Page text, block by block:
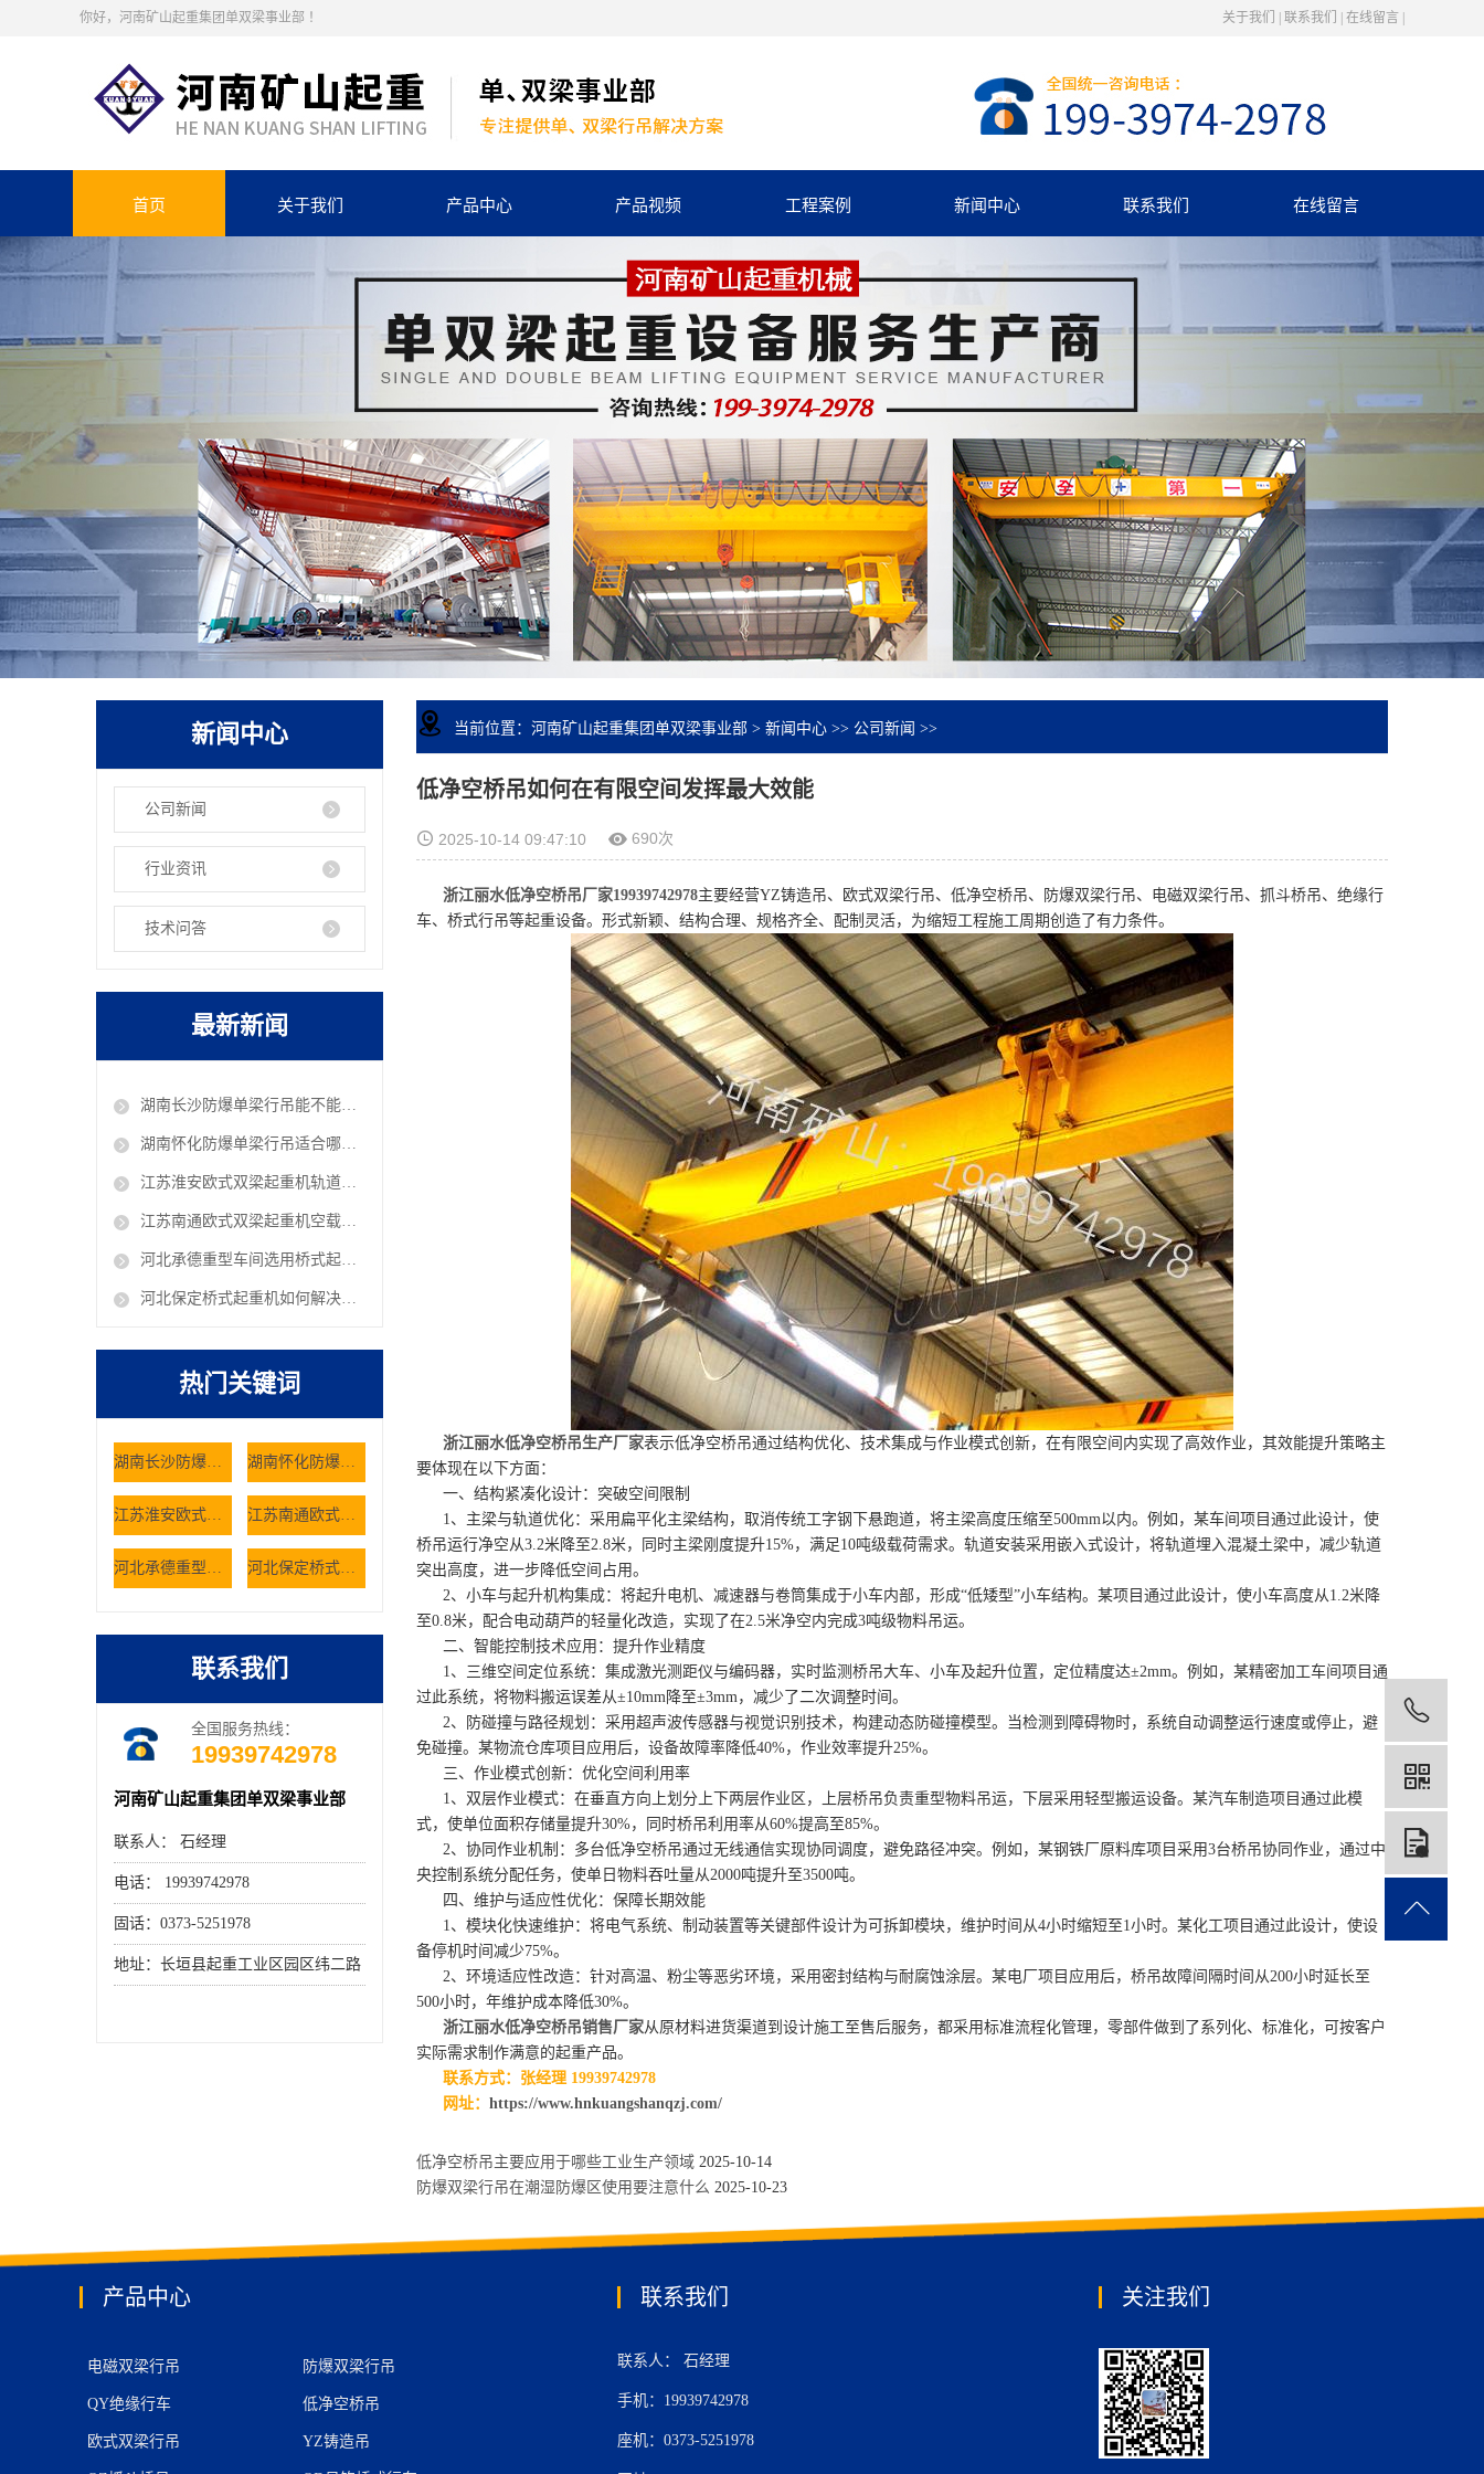
你好，河南矿山起重集团单双梁事业部 ！ 关于我们 联系我们 在线留言
首页 关于我们 产品中心 产品视频 工程案例 新闻中心 联系我们 在线留言
新闻中心
公司新闻
行业资讯
技术问答
最新新闻
湖南长沙防爆单梁行吊能不能在油库车间作业
湖南怀化防爆单梁行吊适合哪些危险工况使用
江苏淮安欧式双梁起重机轨道铺设有哪些规范 欧式行吊厂家
江苏南通欧式双梁起重机空载抖动是什么原因 欧式行吊厂家
河北承德重型车间选用桥式起重机有哪些核心考量因素
河北保定桥式起重机如何解决仓储大件货物的搬运难题
热门关键词
湖南长沙防爆单梁行吊能不能在油库车间作业 湖南怀化防爆单梁行吊适合哪些危险工况使用
江苏淮安欧式双梁起重机轨道铺设有哪些规范 欧式行吊厂家 江苏南通欧式双梁起重机空载抖动是什么原因 欧式行吊厂家
河北承德重型车间选用桥式起重机有哪些核心考量因素 河北保定桥式起重机如何解决仓储大件货物的搬运难题
联系我们
全国服务热线：
19939742978
河南矿山起重集团单双梁事业部
联系人： 石经理
电话： 19939742978
固话：0373-5251978
地址：长垣县起重工业区园区纬二路
当前位置： 河南矿山起重集团单双梁事业部 > 新闻中心 >> 公司新闻 >>
低净空桥吊如何在有限空间发挥最大效能
2025-10-14 09:47:10 690次
浙江丽水低净空桥吊厂家19939742978主要经营YZ铸造吊、欧式双梁行吊、低净空桥吊、防爆双梁行吊、电磁双梁行吊、抓斗桥吊、绝缘行
车、桥式行吊等起重设备。形式新颖、结构合理、规格齐全、配制灵活，为缩短工程施工周期创造了有力条件。
浙江丽水低净空桥吊生产厂家表示低净空桥吊通过结构优化、技术集成与作业模式创新，在有限空间内实现了高效作业，其效能提升策略主
要体现在以下方面：
一、结构紧凑化设计：突破空间限制
1、主梁与轨道优化：采用扁平化主梁结构，取消传统工字钢下悬跑道，将主梁高度压缩至500mm以内。例如，某车间项目通过此设计，使
桥吊运行净空从3.2米降至2.8米，同时主梁刚度提升15%，满足10吨级载荷需求。轨道安装采用嵌入式设计，将轨道埋入混凝土梁中，减少轨道
突出高度，进一步降低空间占用。
2、小车与起升机构集成：将起升电机、减速器与卷筒集成于小车内部，形成“低矮型”小车结构。某项目通过此设计，使小车高度从1.2米降
至0.8米，配合电动葫芦的轻量化改造，实现了在2.5米净空内完成3吨级物料吊运。
二、智能控制技术应用：提升作业精度
1、三维空间定位系统：集成激光测距仪与编码器，实时监测桥吊大车、小车及起升位置，定位精度达±2mm。例如，某精密加工车间项目通
过此系统，将物料搬运误差从±10mm降至±3mm，减少了二次调整时间。
2、防碰撞与路径规划：采用超声波传感器与视觉识别技术，构建动态防碰撞模型。当检测到障碍物时，系统自动调整运行速度或停止，避
免碰撞。某物流仓库项目应用后，设备故障率降低40%，作业效率提升25%。
三、作业模式创新：优化空间利用率
1、双层作业模式：在垂直方向上划分上下两层作业区，上层桥吊负责重型物料吊运，下层采用轻型搬运设备。某汽车制造项目通过此模
式，使单位面积存储量提升30%，同时桥吊利用率从60%提高至85%。
2、协同作业机制：多台低净空桥吊通过无线通信实现协同调度，避免路径冲突。例如，某钢铁厂原料库项目采用3台桥吊协同作业，通过中
央控制系统分配任务，使单日物料吞吐量从2000吨提升至3500吨。
四、维护与适应性优化：保障长期效能
1、模块化快速维护：将电气系统、制动装置等关键部件设计为可拆卸模块，维护时间从4小时缩短至1小时。某化工项目通过此设计，使设
备停机时间减少75%。
2、环境适应性改造：针对高温、粉尘等恶劣环境，采用密封结构与耐腐蚀涂层。某电厂项目应用后，桥吊故障间隔时间从200小时延长至
500小时，年维护成本降低30%。
浙江丽水低净空桥吊销售厂家从原材料进货渠道到设计施工至售后服务，都采用标准流程化管理，零部件做到了系列化、标准化，可按客户
实际需求制作满意的起重产品。
联系方式：张经理 19939742978
网址： https://www.hnkuangshanqzj.com/
低净空桥吊主要应用于哪些工业生产领域 2025-10-14
防爆双梁行吊在潮湿防爆区使用要注意什么 2025-10-23
产品中心
电磁双梁行吊 防爆双梁行吊
QY绝缘行车 低净空桥吊
欧式双梁行吊 YZ铸造吊
联系我们
联系人： 石经理
手机：19939742978
座机：0373-5251978
关注我们